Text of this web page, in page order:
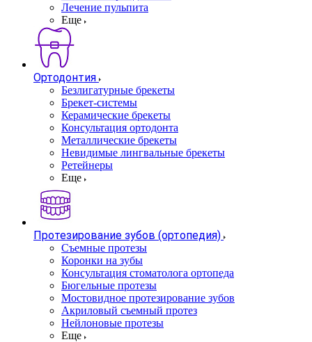
Лечение пульпита
Еще
Ортодонтия
Безлигатурные брекеты
Брекет-системы
Керамические брекеты
Консультация ортодонта
Металлические брекеты
Невидимые лингвальные брекеты
Ретейнеры
Еще
Протезирование зубов (ортопедия)
Съемные протезы
Коронки на зубы
Консультация стоматолога ортопеда
Бюгельные протезы
Мостовидное протезирование зубов
Акриловый съемный протез
Нейлоновые протезы
Еще